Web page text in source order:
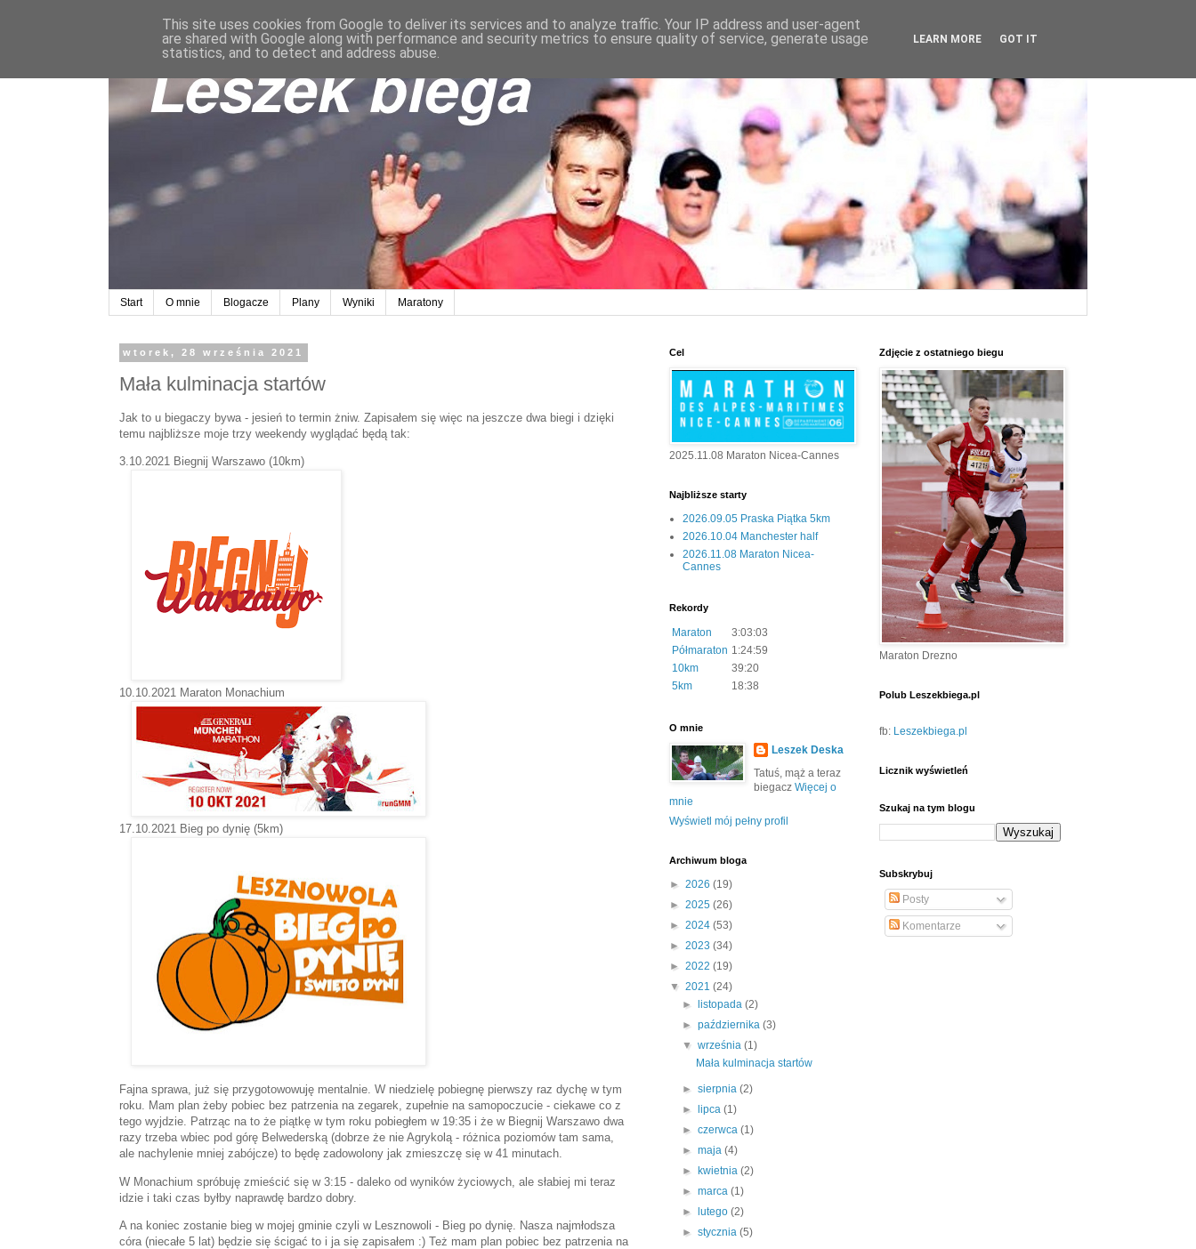
Start O mnie Blogacze Plany Wyniki Maratony
wtorek, 28 września 2021
Mała kulminacja startów
Jak to u biegaczy bywa - jesień to termin żniw. Zapisałem się więc na jeszcze dwa biegi i dzięki
temu najbliższe moje trzy weekendy wyglądać będą tak:
3.10.2021 Biegnij Warszawo (10km)
10.10.2021 Maraton Monachium
17.10.2021 Bieg po dynię (5km)
Fajna sprawa, już się przygotowowuję mentalnie. W niedzielę pobiegnę pierwszy raz dychę w tym
roku. Mam plan żeby pobiec bez patrzenia na zegarek, zupełnie na samopoczucie - ciekawe co z
tego wyjdzie. Patrząc na to że piątkę w tym roku pobiegłem w 19:35 i że w Biegnij Warszawo dwa
razy trzeba wbiec pod górę Belwederską (dobrze że nie Agrykolą - różnica poziomów tam sama,
ale nachylenie mniej zabójcze) to będę zadowolony jak zmieszczę się w 41 minutach.
W Monachium spróbuję zmieścić się w 3:15 - daleko od wyników życiowych, ale słabiej mi teraz
idzie i taki czas byłby naprawdę bardzo dobry.
A na koniec zostanie bieg w mojej gminie czyli w Lesznowoli - Bieg po dynię. Nasza najmłodsza
córa (niecałe 5 lat) będzie się ścigać to i ja się zapisałem :) Też mam plan pobiec bez patrzenia na
Cel
2025.11.08 Maraton Nicea-Cannes
Najbliższe starty
2026.09.05 Praska Piątka 5km
2026.10.04 Manchester half
2026.11.08 Maraton Nicea-
Cannes
Rekordy
Maraton
3:03:03
Półmaraton 1:24:59
10km
39:20
5km
18:38
O mnie
Leszek Deska
Tatuś, mąż a teraz
biegacz Więcej o
mnie
Wyświetl mój pełny profil
Archiwum bloga
► 2026 (19)
► 2025 (26)
► 2024 (53)
► 2023 (34)
► 2022 (19)
▼ 2021 (24)
►
listopada(2)
►października(3)
▼września(1)
Mała kulminacja startów
►sierpnia(2)
►
lipca(1)
►czerwca(1)
►maja(4)
►
kwietnia(2)
►marca(1)
►
lutego(2)
►stycznia(5)
Zdjęcie z ostatniego biegu
Maraton Drezno
Polub Leszekbiega.pl
fb: Leszekbiega.pl
Licznik wyświetleń
Szukaj na tym blogu
Subskrybuj
Posty
Komentarze
This site uses cookies from Google to deliver its services and to analyze traffic. Your IP address and user-agent
are shared with Google along with performance and security metrics to ensure quality of service, generate usage
statistics, and to detect and address abuse.
LEARN MORE GOT IT